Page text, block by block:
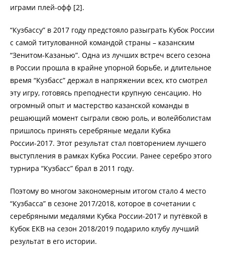
играми плей-офф [2].
“Кузбассу” в 2017 году предстояло разыграть Кубок России
с самой титулованной командой страны – казанским
“Зенитом-Казанью”. Одна из лучших встреч всего сезона
в России прошла в крайне упорной борьбе, и длительное
время “Кузбасс” держал в напряжении всех, кто смотрел
эту игру, готовясь преподнести крупную сенсацию. Но
огромный опыт и мастерство казанской команды в
решающий момент сыграли свою роль, и волейболистам
пришлось принять серебряные медали Кубка
России-2017. Этот результат стал повторением лучшего
выступления в рамках Кубка России. Ранее серебро этого
турнира “Кузбасс” брал в 2011 году.
Поэтому во многом закономерным итогом стало 4 место
“Кузбасса” в сезоне 2017/2018, которое в сочетании с
серебряными медалями Кубка России-2017 и путёвкой в
Кубок ЕКВ на сезон 2018/2019 подарило клубу лучший
результат в его истории.